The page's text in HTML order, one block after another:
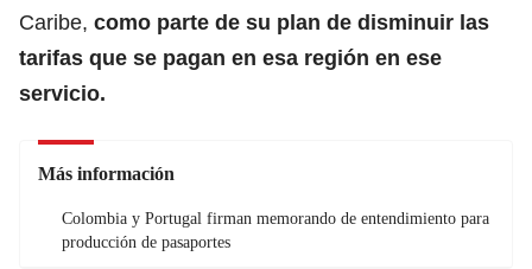
Caribe, como parte de su plan de disminuir las
tarifas que se pagan en esa región en ese
servicio.
Más información
Colombia y Portugal firman memorando de entendimiento para
producción de pasaportes